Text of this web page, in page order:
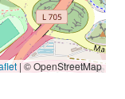
|© OpenStreetMap